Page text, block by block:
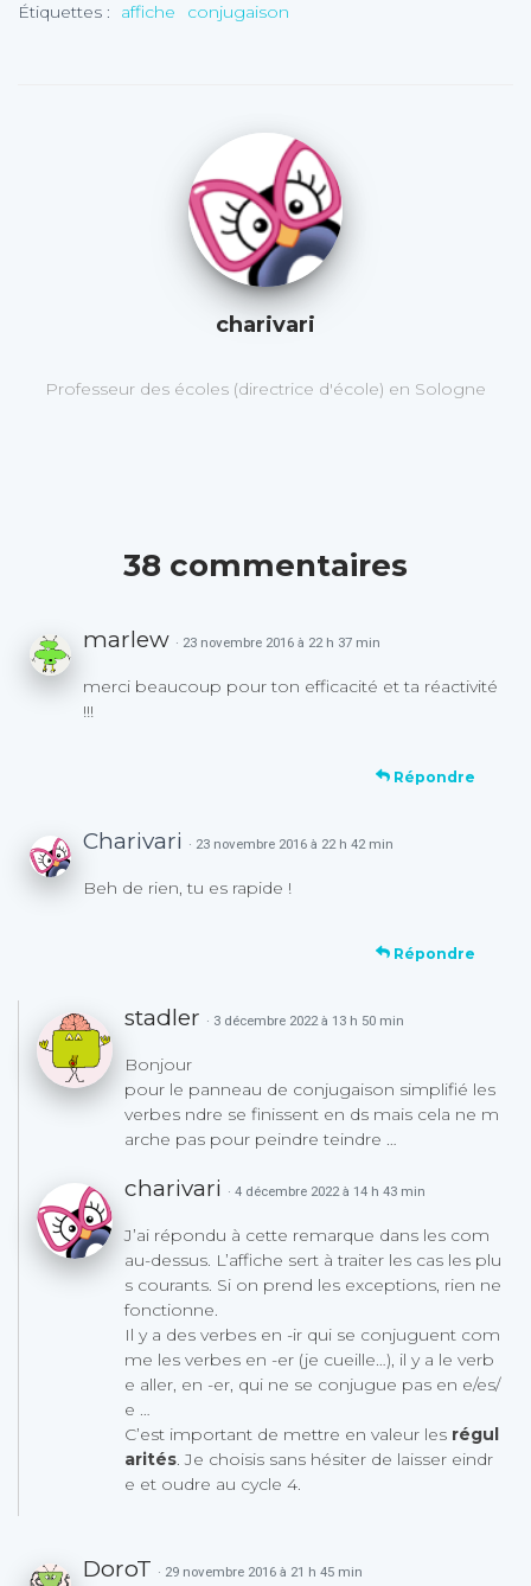
Étiquettes : affiche conjugaison
charivari
Professeur des écoles (directrice d'école) en Sologne
38 commentaires
marlew · 23 novembre 2016 à 22 h 37 min
merci beaucoup pour ton efficacité et ta réactivité
!!!
Répondre
Charivari · 23 novembre 2016 à 22 h 42 min
Beh de rien, tu es rapide !
Répondre
stadler · 3 décembre 2022 à 13 h 50 min
Bonjour
pour le panneau de conjugaison simplifié les
verbes ndre se finissent en ds mais cela ne m
arche pas pour peindre teindre …
charivari · 4 décembre 2022 à 14 h 43 min
J’ai répondu à cette remarque dans les com
au-dessus. L’affiche sert à traiter les cas les plu
s courants. Si on prend les exceptions, rien ne
fonctionne.
Il y a des verbes en -ir qui se conjuguent com
me les verbes en -er (je cueille…), il y a le verb
e aller, en -er, qui ne se conjugue pas en e/es/
e …
C’est important de mettre en valeur les régul
arités. Je choisis sans hésiter de laisser eindr
e et oudre au cycle 4.
DoroT · 29 novembre 2016 à 21 h 45 min